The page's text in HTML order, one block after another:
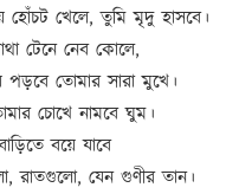
খেলে, তুমি মৃদু হাসবে।
টেনে নেব কোলে,
তোমার সারা মুখে।
চোখে নামবে ঘুম।
বয়ে যাবে
রাতগুলো, যেন গুণীর তান।